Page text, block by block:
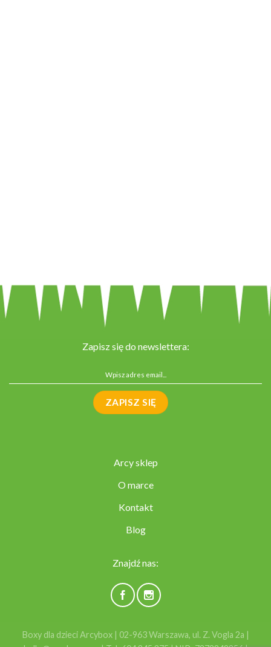
Zapisz się do newslettera:
Arcy sklep
O marce
Kontakt
Blog
Znajdź nas:
Boxy dla dzieci Arcybox | 02-963 Warszawa, ul. Z. Vogla 2a |